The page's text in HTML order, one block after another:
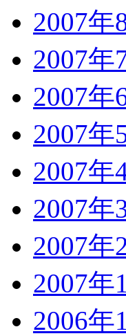
2007年
2007年
2007年
2007年
2007年
2007年
2007年
2007年
2006年